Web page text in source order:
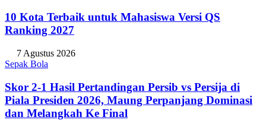
10 Kota Terbaik untuk Mahasiswa Versi QS
Ranking 2027
7 Agustus 2026
Sepak Bola
Skor 2-1 Hasil Pertandingan Persib vs Persija di
Piala Presiden 2026, Maung Perpanjang Dominasi
dan Melangkah Ke Final